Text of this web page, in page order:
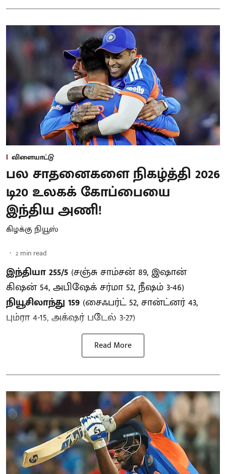
விளையாட்டு
பல சாதனைகளை நிகழ்த்தி 2026
டி20 உலகக் கோப்பையை
இந்திய அணி!
கிழக்கு நியூஸ்
2 min read
இந்தியா 255/5 (சஞ்சு சாம்சன் 89, இஷான்
கிஷன் 54, அபிஷேக் சர்மா 52, நீஷம் 3-46)
நியூசிலாந்து 159 (சைஃபர்ட் 52, சான்ட்னர் 43,
பும்ரா 4-15, அக்‌ஷர் படேல் 3-27)
Read More